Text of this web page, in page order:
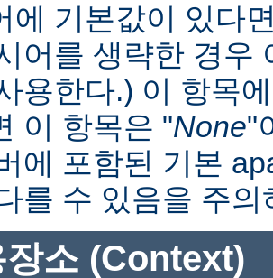
에 기본값이 있다
어를 생략한 경우
용한다.) 이 항목
이 항목은 "None"
에 포함된 기본
를 수 있음을 주의
장소 (Context)